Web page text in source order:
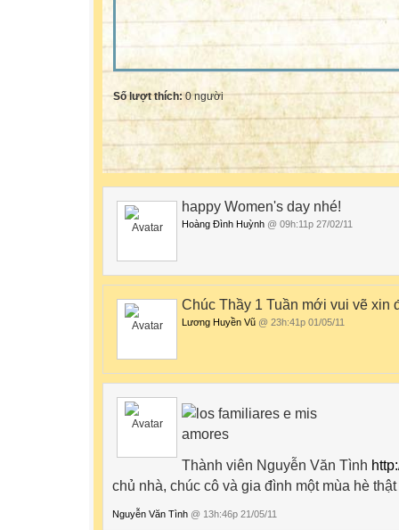
Số lượt thích:0 người
happy Women's day nhé!
Hoàng Đình Huỳnh @ 09h:11p 27/02/11
Chúc Thầy 1 Tuần mới vui vẽ xin
Lương Huyền Vũ @ 23h:41p 01/05/11
Thành viên Nguyễn Văn Tình
chủ nhà, chúc cô và gia đình một mùa hè
Nguyễn Văn Tình @ 13h:46p 21/05/11